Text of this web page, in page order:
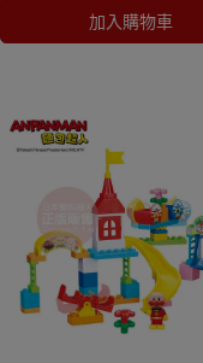
加入購物車